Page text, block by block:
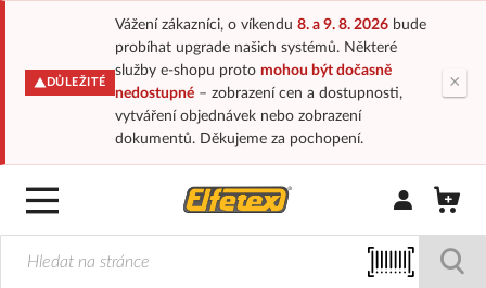
DŮLEŽITÉ
Vážení zákazníci, o víkendu 8. a 9. 8. 2026bude
probíhat upgrade našich systémů. Některé
služby e-shopu proto mohou být dočasně
nedostupné– zobrazení cen a dostupnosti,
vytváření objednávek nebo zobrazení
dokumentů. Děkujeme za pochopení.
×
Přihlásit/